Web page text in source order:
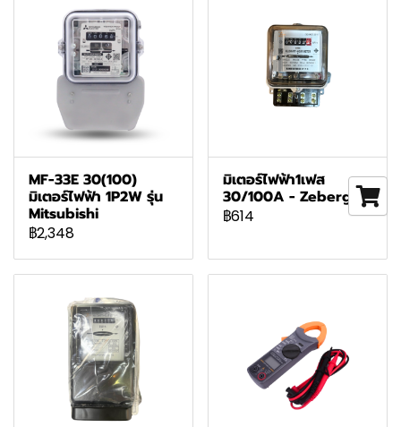
MF-33E 30(100)
มิเตอร์ไฟฟ้า 1P2W รุ่น
Mitsubishi
฿2,348
มิเตอร์ไฟฟ้า1เฟส
30/100A - Zeberg
฿614